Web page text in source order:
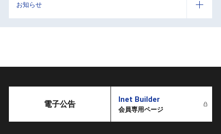
お知らせ
電子公告 Inet Builder
会員専用ページ